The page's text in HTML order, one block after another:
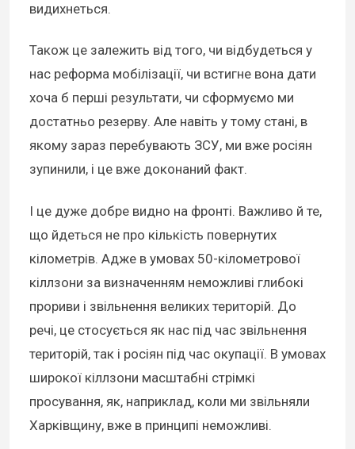
видихнеться.
Також це залежить від того, чи відбудеться у
нас реформа мобілізації, чи встигне вона дати
хоча б перші результати, чи сформуємо ми
достатньо резерву. Але навіть у тому стані, в
якому зараз перебувають ЗСУ, ми вже росіян
зупинили, і це вже доконаний факт.
І це дуже добре видно на фронті. Важливо й те,
що йдеться не про кількість повернутих
кілометрів. Адже в умовах 50-кілометрової
кіллзони за визначенням неможливі глибокі
прориви і звільнення великих територій. До
речі, це стосується як нас під час звільнення
територій, так і росіян під час окупації. В умовах
широкої кіллзони масштабні стрімкі
просування, як, наприклад, коли ми звільняли
Харківщину, вже в принципі неможливі.